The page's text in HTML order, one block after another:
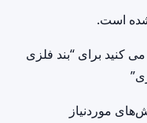
است.
کنید برای “بند فلزی
موردنیاز